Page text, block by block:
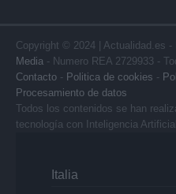
Copyright © 2024 | Actualidad.es
Media - Numero REA 2729933 -
Contacto - Politica de cookies -
Procesamiento de datos
Todos los contenidos se han
tecnología con Inteligencia
Italia